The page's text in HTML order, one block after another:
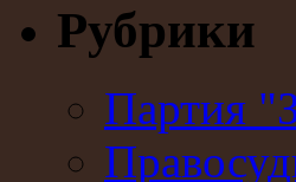
Рубрики
Партия